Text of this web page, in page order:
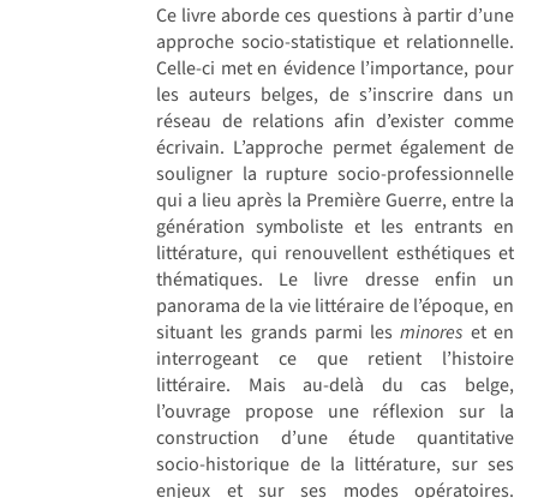
Ce livre aborde ces questions à partir d’une
approche socio-statistique et relationnelle.
Celle-ci met en évidence l’importance, pour
les auteurs belges, de s’inscrire dans un
réseau de relations afin d’exister comme
écrivain. L’approche permet également de
souligner la rupture socio-professionnelle
qui a lieu après la Première Guerre, entre la
génération symboliste et les entrants en
littérature, qui renouvellent esthétiques et
thématiques. Le livre dresse enfin un
panorama de la vie littéraire de l’époque, en
situant les grands parmi lesminores et en
interrogeant ce que retient l’histoire
littéraire. Mais au-delà du cas belge,
l’ouvrage propose une réflexion sur la
construction d’une étude quantitative
socio-historique de la littérature, sur ses
enjeux et sur ses modes opératoires.